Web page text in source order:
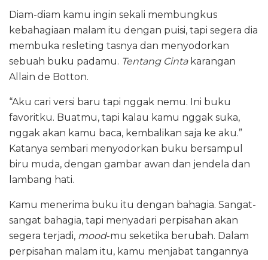
Diam-diam kamu ingin sekali membungkus
kebahagiaan malam itu dengan puisi, tapi segera dia
membuka resleting tasnya dan menyodorkan
sebuah buku padamu. Tentang Cintakarangan
Allain de Botton.
“Aku cari versi baru tapi nggak nemu. Ini buku
favoritku. Buatmu, tapi kalau kamu nggak suka,
nggak akan kamu baca, kembalikan saja ke aku.”
Katanya sembari menyodorkan buku bersampul
biru muda, dengan gambar awan dan jendela dan
lambang hati.
Kamu menerima buku itu dengan bahagia. Sangat-
sangat bahagia, tapi menyadari perpisahan akan
segera terjadi, mood-mu seketika berubah. Dalam
perpisahan malam itu, kamu menjabat tangannya